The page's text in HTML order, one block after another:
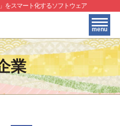
をスマート化するソフトウェア
menu
業